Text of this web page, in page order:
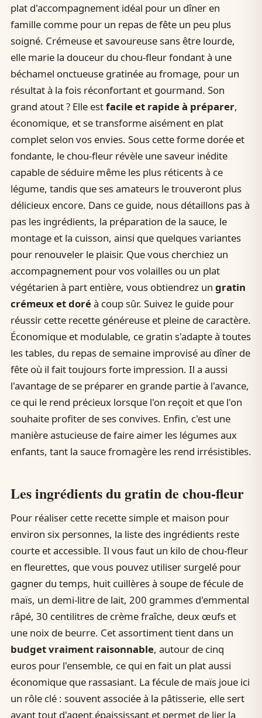
plat d'accompagnement idéal pour un dîner en
famille comme pour un repas de fête un peu plus
soigné. Crémeuse et savoureuse sans être lourde,
elle marie la douceur du chou-fleur fondant à une
béchamel onctueuse gratinée au fromage, pour un
résultat à la fois réconfortant et gourmand. Son
grand atout ? Elle estfacile et rapide à préparer,
économique, et se transforme aisément en plat
complet selon vos envies. Sous cette forme dorée et
fondante, le chou-fleur révèle une saveur inédite
capable de séduire même les plus réticents à ce
légume, tandis que ses amateurs le trouveront plus
délicieux encore. Dans ce guide, nous détaillons pas à
pas les ingrédients, la préparation de la sauce, le
montage et la cuisson, ainsi que quelques variantes
pour renouveler le plaisir. Que vous cherchiez un
accompagnement pour vos volailles ou un plat
végétarien à part entière, vous obtiendrez un gratin
crémeux et doréà coup sûr. Suivez le guide pour
réussir cette recette généreuse et pleine de caractère.
Économique et modulable, ce gratin s'adapte à toutes
les tables, du repas de semaine improvisé au dîner de
fête où il fait toujours forte impression. Il a aussi
l'avantage de se préparer en grande partie à l'avance,
ce qui le rend précieux lorsque l'on reçoit et que l'on
souhaite profiter de ses convives. Enfin, c'est une
manière astucieuse de faire aimer les légumes aux
enfants, tant la sauce fromagère les rend irrésistibles.
Les ingrédients du gratin de chou-fleur
Pour réaliser cette recette simple et maison pour
environ six personnes, la liste des ingrédients reste
courte et accessible. Il vous faut un kilo de chou-fleur
en fleurettes, que vous pouvez utiliser surgelé pour
gagner du temps, huit cuillères à soupe de fécule de
maïs, un demi-litre de lait, 200 grammes d'emmental
râpé, 30 centilitres de crème fraîche, deux œufs et
une noix de beurre. Cet assortiment tient dans un
budget vraiment raisonnable, autour de cinq
euros pour l'ensemble, ce qui en fait un plat aussi
économique que rassasiant. La fécule de maïs joue ici
un rôle clé : souvent associée à la pâtisserie, elle sert
avant tout d'agent épaississant et permet de lier la